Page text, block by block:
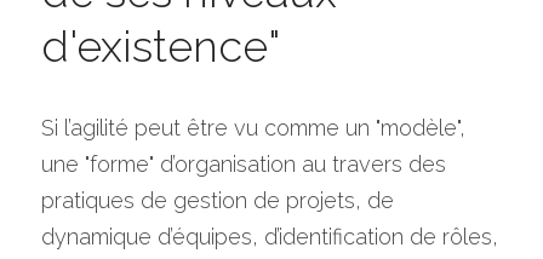
d'existence"
Si l’agilité peut être vu comme un "modèle",
une "forme" d’organisation au travers des
pratiques de gestion de projets, de
dynamique d’équipes, d’identification de rôles,